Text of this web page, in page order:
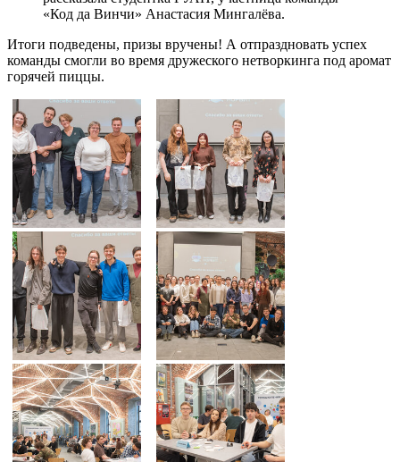
«Код да Винчи» Анастасия Мингалёва.
Итоги подведены, призы вручены! А отпраздновать успех
команды смогли во время дружеского нетворкинга под аромат
горячей пиццы.